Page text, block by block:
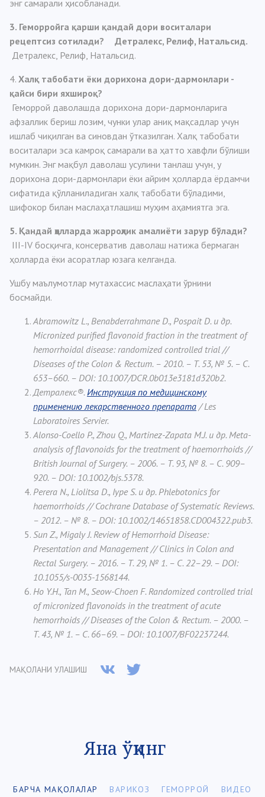
энг самарали ҳисобланади.
3. Геморройга қарши қандай дори воситалари
рецептсиз сотилади? Детралекс, Релиф, Натальсид.
Детралекс, Релиф, Натальсид.
4. Халқ табобати ёки дорихона дори-дармонлари -
қайси бири яхшироқ?
Геморрой даволашда дорихона дори-дармонларига
афзаллик бериш лозим, чунки улар аниқ мақсадлар учун
ишлаб чиқилган ва синовдан ўтказилган. Халқ табобати
воситалари эса камроқ самарали ва ҳатто хавфли бўлиши
мумкин. Энг мақбул даволаш усулини танлаш учун, у
дорихона дори-дармонлари ёки айрим ҳолларда ёрдамчи
сифатида қўлланиладиган халқ табобати бўладими,
шифокор билан маслаҳатлашиш муҳим аҳамиятга эга.
5. Қандай ҳолларда жарроҳлик амалиёти зарур бўлади?
III-IV босқичга, консерватив даволаш натижа бермаган
ҳолларда ёки асоратлар юзага келганда.
Ушбу маълумотлар мутахассис маслаҳати ўрнини
босмайди.
Abramowitz L., Benabderrahmane D., Pospait D. и др.
Micronized purified flavonoid fraction in the treatment of
hemorrhoidal disease: randomized controlled trial //
Diseases of the Colon & Rectum. – 2010. – Т. 53, № 5. – С.
653–660. – DOI: 10.1007/DCR.0b013e3181d320b2.
Детралекс®.Инструкция по медицинскому
применению лекарственного препарата / Les
Laboratoires Servier.
Alonso-Coello P., Zhou Q., Martinez-Zapata M.J. и др. Meta-
analysis of flavonoids for the treatment of haemorrhoids //
British Journal of Surgery. – 2006. – Т. 93, № 8. – С. 909–
920. – DOI: 10.1002/bjs.5378.
Perera N., Liolitsa D., Iype S. и др. Phlebotonics for
haemorrhoids // Cochrane Database of Systematic Reviews.
– 2012. – № 8. – DOI: 10.1002/14651858.CD004322.pub3.
Sun Z., Migaly J. Review of Hemorrhoid Disease:
Presentation and Management // Clinics in Colon and
Rectal Surgery. – 2016. – Т. 29, № 1. – С. 22–29. – DOI:
10.1055/s-0035-1568144.
Ho Y.H., Tan M., Seow-Choen F. Randomized controlled trial
of micronized flavonoids in the treatment of acute
hemorrhoids // Diseases of the Colon & Rectum. – 2000. –
Т. 43, № 1. – С. 66–69. – DOI: 10.1007/BF02237244.
МАҚОЛАНИ УЛАШИШ
Яна ўқинг
БАРЧА МАҚОЛАЛАР ВАРИКОЗ ГЕМОРРОЙ ВИДЕО